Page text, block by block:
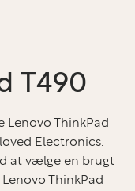
T490
Lenovo ThinkPad
Electronics.
at vælge en brugt
ThinkPad